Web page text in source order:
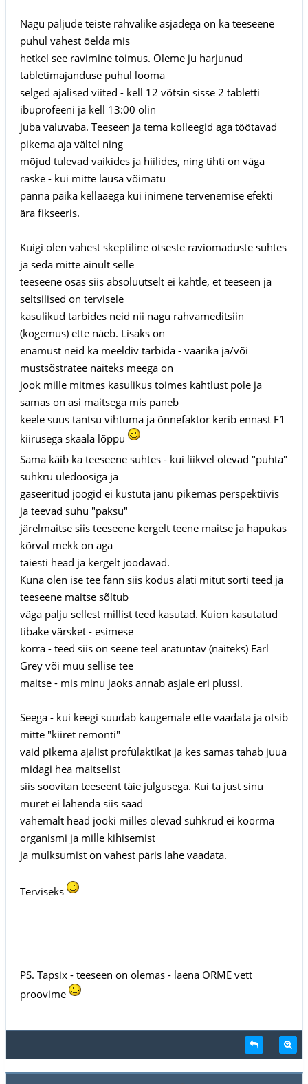
Nagu paljude teiste rahvalike asjadega on ka teeseene
puhul vahest öelda mis
hetkel see ravimine toimus. Oleme ju harjunud
tabletimajanduse puhul looma
selged ajalised viited - kell 12 võtsin sisse 2 tabletti
ibuprofeeni ja kell 13:00 olin
juba valuvaba. Teeseen ja tema kolleegid aga töötavad
pikema aja vältel ning
mõjud tulevad vaikides ja hiilides, ning tihti on väga
raske - kui mitte lausa võimatu
panna paika kellaaega kui inimene tervenemise efekti
ära fikseeris.
Kuigi olen vahest skeptiline otseste raviomaduste suhtes
ja seda mitte ainult selle
teeseene osas siis absoluutselt ei kahtle, et teeseen ja
seltsilised on tervisele
kasulikud tarbides neid nii nagu rahvameditsiin
(kogemus) ette näeb. Lisaks on
enamust neid ka meeldiv tarbida - vaarika ja/või
mustsõstratee näiteks meega on
jook mille mitmes kasulikus toimes kahtlust pole ja
samas on asi maitsega mis paneb
keele suus tantsu vihtuma ja õnnefaktor kerib ennast F1
kiirusega skaala lõppu
Sama käib ka teeseene suhtes - kui liikvel olevad "puhta"
suhkru üledoosiga ja
gaseeritud joogid ei kustuta janu pikemas perspektiivis
ja teevad suhu "paksu"
järelmaitse siis teeseene kergelt teene maitse ja hapukas
kõrval mekk on aga
täiesti head ja kergelt joodavad.
Kuna olen ise tee fänn siis kodus alati mitut sorti teed ja
teeseene maitse sõltub
väga palju sellest millist teed kasutad. Kuion kasutatud
tibake värsket - esimese
korra - teed siis on seene teel äratuntav (näiteks) Earl
Grey või muu sellise tee
maitse - mis minu jaoks annab asjale eri plussi.
Seega - kui keegi suudab kaugemale ette vaadata ja otsib
mitte "kiiret remonti"
vaid pikema ajalist profülaktikat ja kes samas tahab juua
midagi hea maitselist
siis soovitan teeseent täie julgusega. Kui ta just sinu
muret ei lahenda siis saad
vähemalt head jooki milles olevad suhkrud ei koorma
organismi ja mille kihisemist
ja mulksumist on vahest päris lahe vaadata.
Terviseks
PS. Tapsix - teeseen on olemas - laena ORME vett
proovime